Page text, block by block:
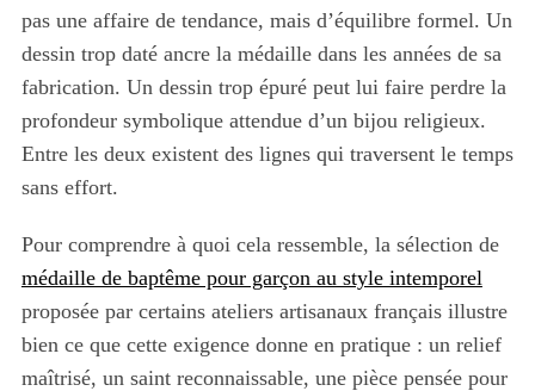
pas une affaire de tendance, mais d’équilibre formel. Un
dessin trop daté ancre la médaille dans les années de sa
fabrication. Un dessin trop épuré peut lui faire perdre la
profondeur symbolique attendue d’un bijou religieux.
Entre les deux existent des lignes qui traversent le temps
sans effort.
Pour comprendre à quoi cela ressemble, la sélection de
médaille de baptême pour garçon au style intemporel
proposée par certains ateliers artisanaux français illustre
bien ce que cette exigence donne en pratique : un relief
maîtrisé, un saint reconnaissable, une pièce pensée pour